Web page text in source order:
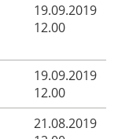
19.09.2019
12.00
19.09.2019
12.00
21.08.2019